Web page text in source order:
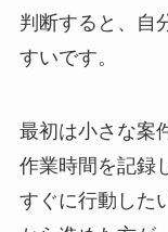
判断すると、自
すいです。
最初は小さな案
作業時間を記録
すぐに行動した